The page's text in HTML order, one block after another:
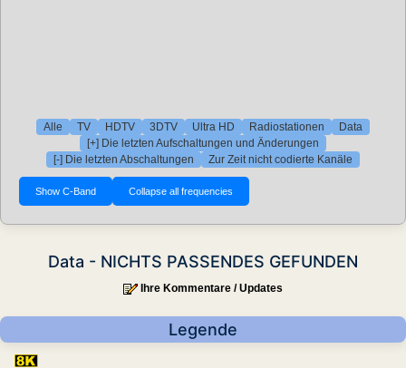
Alle TV HDTV 3DTV Ultra HD Radiostationen
Data
[+] Die letzten Aufschaltungen und Änderungen
[-] Die letzten Abschaltungen
Zur Zeit nicht codierte Kanäle
Data - NICHTS PASSENDES GEFUNDEN
Ihre Kommentare / Updates
Legende